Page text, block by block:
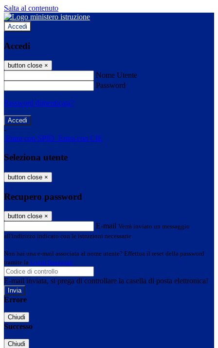
Salta al contenuto
Accedi
Accedi
button close ×
Nome Utente
Password
Password dimenticata?
-
Entra con SPID Entra con CIE
Seleziona utente
button close ×
Recupero password
button close ×
E-mail Verrà inviato un messaggio
all'indirizzo indicato con le istruzioni necessarie.
Non hai una e-mail associata al nome utente? Effettua il reset della password
tramite la Login Spaggiari
E-mail inviata, si prega di controllare la casella di posta elettronica!
Errore
Chiudi
Successo
Chiudi